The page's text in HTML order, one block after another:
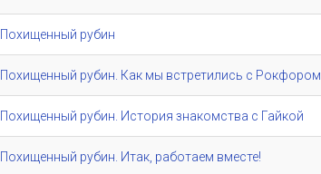
Похищенный рубин
Похищенный рубин. Как мы встретились с Рокфором
Похищенный рубин. История знакомства с Гайкой
Похищенный рубин. Итак, работаем вместе!